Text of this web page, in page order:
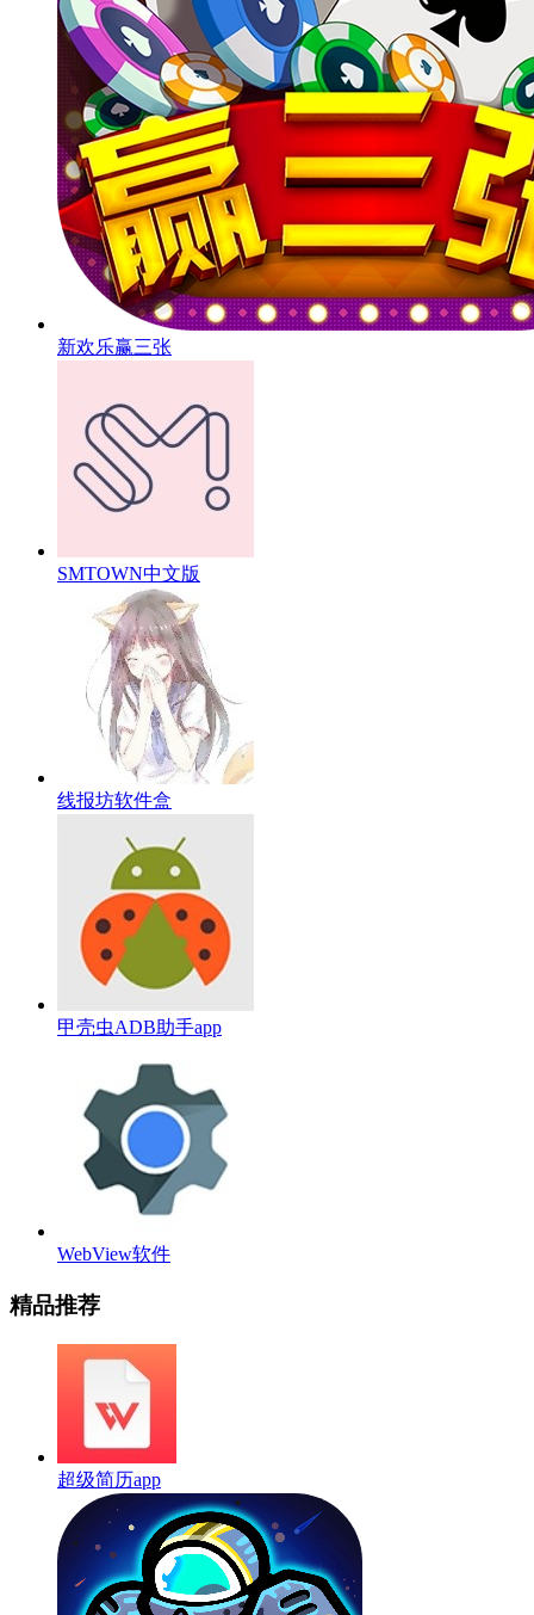
新欢乐赢三张
SMTOWN中文版
线报坊软件盒
甲壳虫ADB助手app
WebView软件
精品推荐
超级简历app